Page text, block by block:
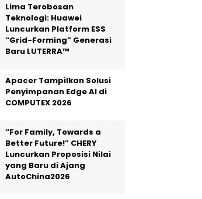
Lima Terobosan
Teknologi: Huawei
Luncurkan Platform ESS
“Grid-Forming” Generasi
Baru LUTERRA™
Apacer Tampilkan Solusi
Penyimpanan Edge AI di
COMPUTEX 2026
“For Family, Towards a
Better Future!” CHERY
Luncurkan Proposisi Nilai
yang Baru di Ajang
AutoChina2026